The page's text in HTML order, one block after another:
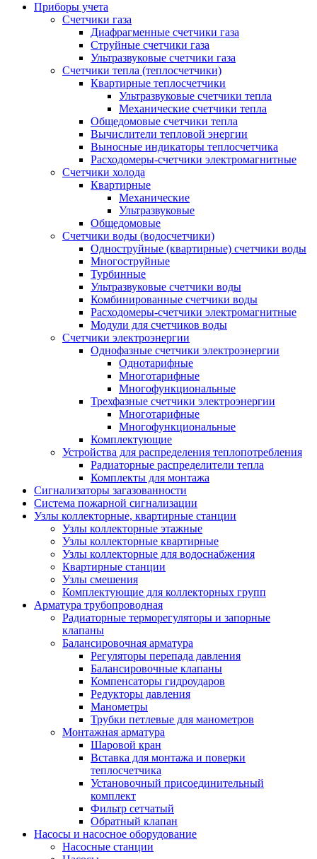
Приборы учета
Счетчики газа
Диафрагменные счетчики газа
Струйные счетчики газа
Ультразвуковые счетчики газа
Счетчики тепла (теплосчетчики)
Квартирные теплосчетчики
Ультразвуковые счетчики тепла
Механические счетчики тепла
Общедомовые счетчики тепла
Вычислители тепловой энергии
Выносные индикаторы теплосчетчика
Расходомеры-счетчики электромагнитные
Счетчики холода
Квартирные
Механические
Ультразвуковые
Общедомовые
Счетчики воды (водосчетчики)
Одноструйные (квартирные) счетчики воды
Многоструйные
Турбинные
Ультразвуковые счетчики воды
Комбинированные счетчики воды
Расходомеры-счетчики электромагнитные
Модули для счетчиков воды
Счетчики электроэнергии
Однофазные счетчики электроэнергии
Однотарифные
Многотарифные
Многофункциональные
Трехфазные счетчики электроэнергии
Многотарифные
Многофункциональные
Комплектующие
Устройства для распределения теплопотребления
Радиаторные распределители тепла
Комплекты для монтажа
Сигнализаторы загазованности
Система пожарной сигнализации
Узлы коллекторные, квартирные станции
Узлы коллекторные этажные
Узлы коллекторные квартирные
Узлы коллекторные для водоснабжения
Квартирные станции
Узлы смешения
Комплектующие для коллекторных групп
Арматура трубопроводная
Радиаторные терморегуляторы и запорные
клапаны
Балансировочная арматура
Регуляторы перепада давления
Балансировочные клапаны
Компенсаторы гидроударов
Редукторы давления
Манометры
Трубки петлевые для манометров
Монтажная арматура
Шаровой кран
Вставка для монтажа и поверки
теплосчетчика
Установочный присоединительный
комплект
Фильтр сетчатый
Обратный клапан
Насосы и насосное оборудование
Насосные станции